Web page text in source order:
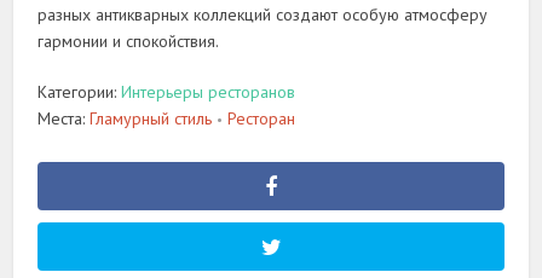
разных антикварных коллекций создают особую атмосферу
гармонии и спокойствия.
Категории:Интерьеры ресторанов
Места:Гламурный стиль • Ресторан